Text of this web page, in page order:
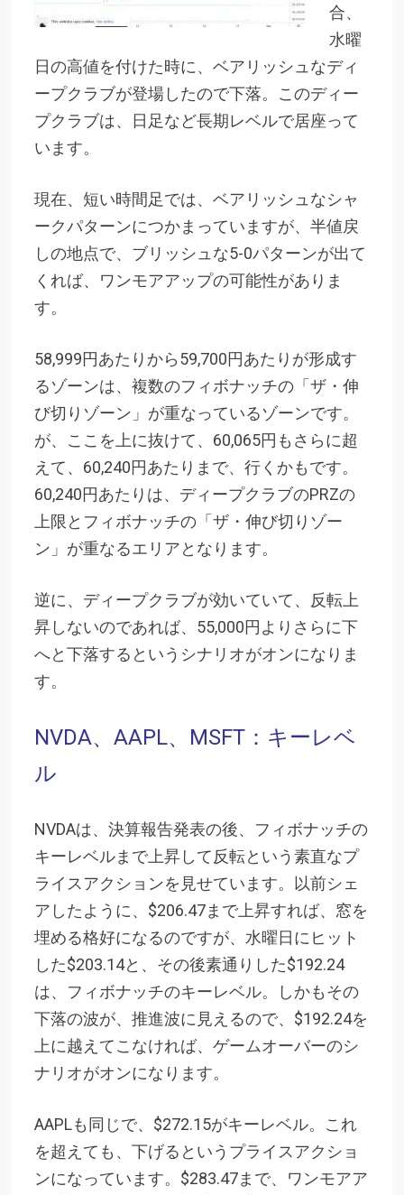
合、
水曜
日の高値を付けた時に、ベアリッシュなディ
ープクラブが登場したので下落。このディー
プクラブは、日足など長期レベルで居座って
います。
現在、短い時間足では、ベアリッシュなシャ
ークパターンにつかまっていますが、半値戻
しの地点で、ブリッシュな5-0パターンが出て
くれば、ワンモアアップの可能性がありま
す。
58,999円あたりから59,700円あたりが形成す
るゾーンは、複数のフィボナッチの「ザ・伸
び切りゾーン」が重なっているゾーンです。
が、ここを上に抜けて、60,065円もさらに超
えて、60,240円あたりまで、行くかもです。
60,240円あたりは、ディープクラブのPRZの
上限とフィボナッチの「ザ・伸び切りゾー
ン」が重なるエリアとなります。
逆に、ディープクラブが効いていて、反転上
昇しないのであれば、55,000円よりさらに下
へと下落するというシナリオがオンになりま
す。
NVDA、AAPL、MSFT：キーレベ
ル
NVDAは、決算報告発表の後、フィボナッチの
キーレベルまで上昇して反転という素直なプ
ライスアクションを見せています。以前シェ
アしたように、$206.47まで上昇すれば、窓を
埋める格好になるのですが、水曜日にヒット
した$203.14と、その後素通りした$192.24
は、フィボナッチのキーレベル。
しかもその
下落の波が、推進波に見えるので、$192.24を
上に越えてこなければ、ゲームオーバーのシ
ナリオがオンになります。
AAPLも同じで、$272.15がキーレベル。これ
を超えても、下げるというプライスアクショ
ンになっています。$283.47まで、ワンモアア